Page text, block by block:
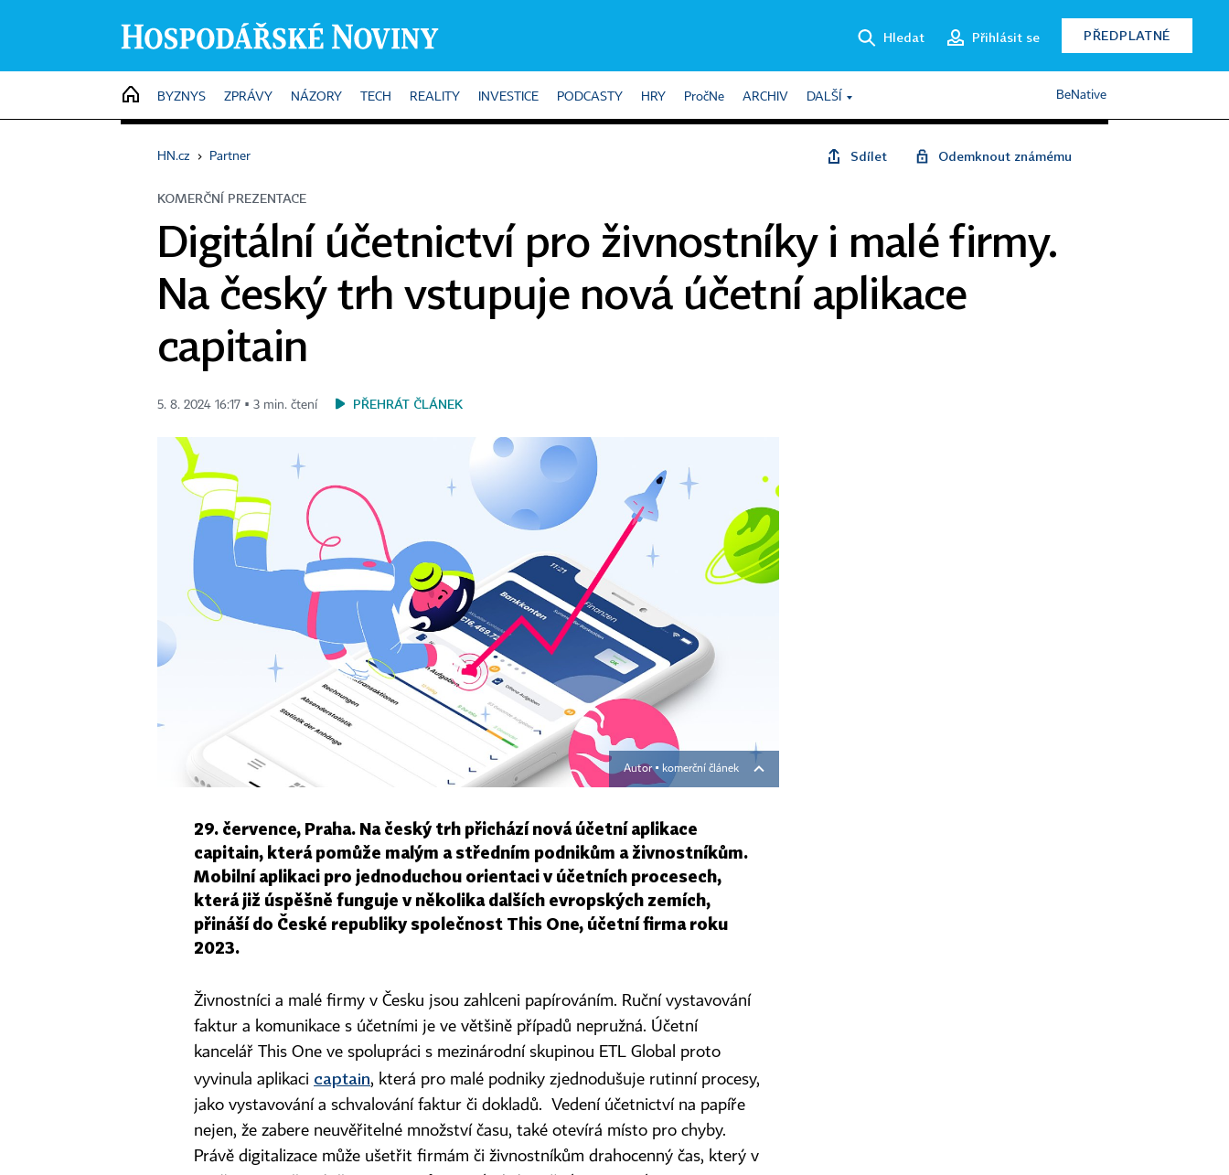
Hledat Přihlásit se PŘEDPLATNÉ
HOME
BYZNYS ZPRÁVY NÁZORY TECH REALITY INVESTICE PODCASTY HRY PročNe ARCHIV DALŠÍ BeNative
HN.cz › Partner Sdílet Odemknout známému
KOMERČNÍ PREZENTACE
Digitální účetnictví pro živnostníky i malé firmy.
Na český trh vstupuje nová účetní aplikace
capitain
5. 8. 2024 16:17 ▪ 3 min. čtení PŘEHRÁT ČLÁNEK
Autor ▪ komerční článek
29. července, Praha. Na český trh přichází nová účetní aplikace
capitain, která pomůže malým a středním podnikům a živnostníkům.
Mobilní aplikaci pro jednoduchou orientaci v účetních procesech,
která již úspěšně funguje v několika dalších evropských zemích,
přináší do České republiky společnost This One, účetní firma roku
2023.
Živnostníci a malé firmy v Česku jsou zahlceni papírováním. Ruční vystavování
faktur a komunikace s účetními je ve většině případů nepružná. Účetní
kancelář This One ve spolupráci s mezinárodní skupinou ETL Global proto
vyvinula aplikaci captain, která pro malé podniky zjednodušuje rutinní procesy,
jako vystavování a schvalování faktur či dokladů. Vedení účetnictví na papíře
nejen, že zabere neuvěřitelné množství času, také otevírá místo pro chyby.
Právě digitalizace může ušetřit firmám či živnostníkům drahocenný čas, který v